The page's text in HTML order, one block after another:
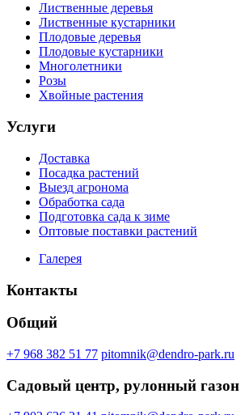
Лиственные деревья
Лиственные кустарники
Плодовые деревья
Плодовые кустарники
Многолетники
Розы
Хвойные растения
Услуги
Доставка
Посадка растений
Выезд агронома
Обработка сада
Подготовка сада к зиме
Оптовые поставки растений
Галерея
Контакты
Общий
+7 968 382 51 77 pitomnik@dendro-park.ru
Садовый центр, рулонный газон